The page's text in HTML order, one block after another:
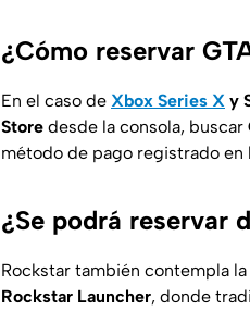
¿Cómo reservar
En el caso de Xbox Series X y
Store desde la consola, buscar
método de pago registrado en
¿Se podrá reservar
Rockstar también contempla
Rockstar Launcher, donde